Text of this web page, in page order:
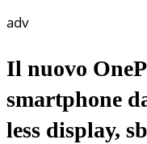
adv
Il nuovo
smartphone
less display,